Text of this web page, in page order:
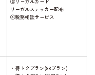
リーガルステッカー配布
④税務相談サービス
・得トクプラン(88プラン)